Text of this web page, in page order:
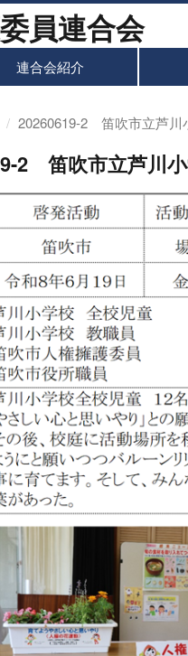
連合会紹介
20260619-2 笛吹市立芦
2 笛吹市立芦川